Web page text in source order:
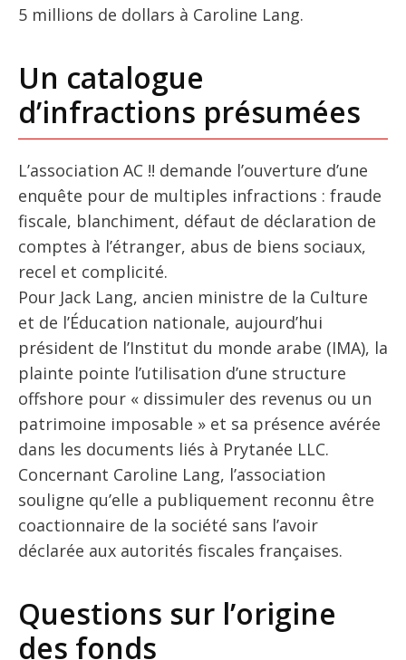
5 millions de dollars à Caroline Lang.
Un catalogue
d’infractions présumées
L’association AC !! demande l’ouverture d’une
enquête pour de multiples infractions : fraude
fiscale, blanchiment, défaut de déclaration de
comptes à l’étranger, abus de biens sociaux,
recel et complicité.
Pour Jack Lang, ancien ministre de la Culture
et de l’Éducation nationale, aujourd’hui
président de l’Institut du monde arabe (IMA), la
plainte pointe l’utilisation d’une structure
offshore pour « dissimuler des revenus ou un
patrimoine imposable » et sa présence avérée
dans les documents liés à Prytanée LLC.
Concernant Caroline Lang, l’association
souligne qu’elle a publiquement reconnu être
coactionnaire de la société sans l’avoir
déclarée aux autorités fiscales françaises.
Questions sur l’origine
des fonds